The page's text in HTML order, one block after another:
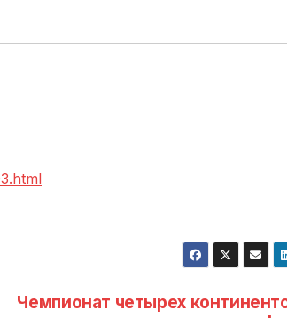
Чемпионат четырех